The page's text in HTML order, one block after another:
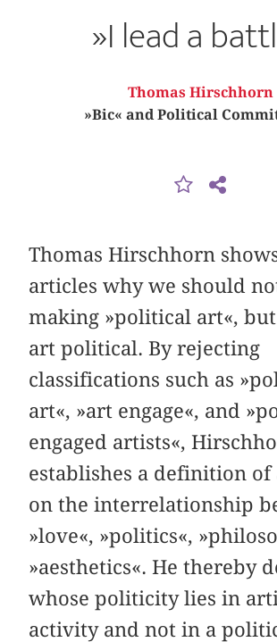
»I lead a
Thomas Hirschhorn
»Bic« and Political
Thomas Hirschhorn
articles why we should
making »political art«,
art political. By rejecting
classifications such as
art«, »art engage«, and
engaged artists«,
establishes a definition of
on the interrelationship
»love«, »politics«,
»aesthetics«. He thereby
whose politicity lies in
activity and not in a